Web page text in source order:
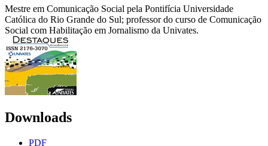
Mestre em Comunicação Social pela Pontifícia Universidade
Católica do Rio Grande do Sul; professor do curso de Comunicação
Social com Habilitação em Jornalismo da Univates.
Downloads
PDF